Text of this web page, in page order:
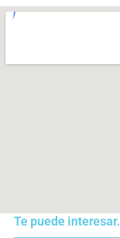
Te puede interesar.